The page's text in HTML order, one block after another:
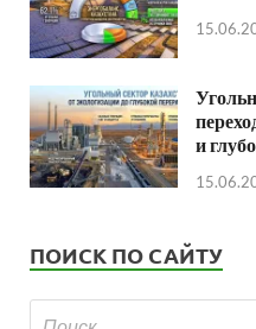
и
ПОИСК ПО САЙТУ